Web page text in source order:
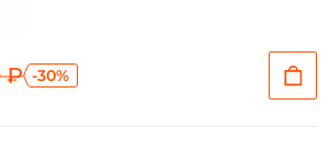
₽ -30%